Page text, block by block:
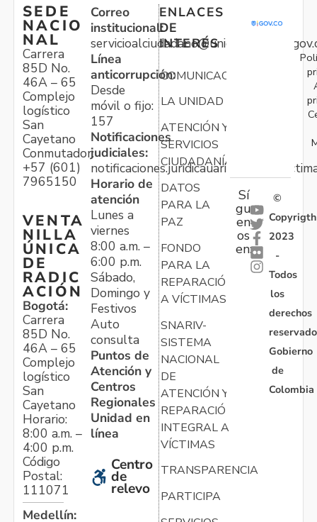
SEDE
NACIO
NAL
Carrera
85D No.
46A – 65
Complejo
logístico
San
Cayetano
Conmutador:
+57 (601)
7965150
VENTA
NILLA
ÚNICA
DE
RADIC
ACIÓN
Bogotá:
Carrera
85D No.
46A – 65
Complejo
logístico
San
Cayetano
Horario:
8:00 a.m. –
4:00 p.m.
Código
Postal:
111071
Medellín:
Correo
institucional:
Línea
anticorrupción:
Desde
móvil o fijo:
157
Notificaciones
judiciales:
Horario de
atención
Lunes a
viernes
8:00 a.m. –
6:00 p.m.
Sábado,
Domingo y
Festivos
Auto
consulta
Puntos de
Atención y
Centros
Regionales
Unidad en
línea
Centro
de
relevo
ENLACES
DE
INTERÉS
COMUNICACIONES
LA UNIDAD
ATENCIÓN Y
SERVICIOS
CIUDADANÍA
DATOS
PARA LA
PAZ
FONDO
PARA LA
REPARACIÓN
A VÍCTIMAS
SNARIV-
SISTEMA
NACIONAL
DE
ATENCIÓN Y
REPARACIÓN
INTEGRAL A
VÍCTIMAS
TRANSPARENCIA
PARTICIPA
Sí
gu
en
os
en:
©
Copyrigth
2023
-
Todos
los
derechos
Gobierno
de
Colombia